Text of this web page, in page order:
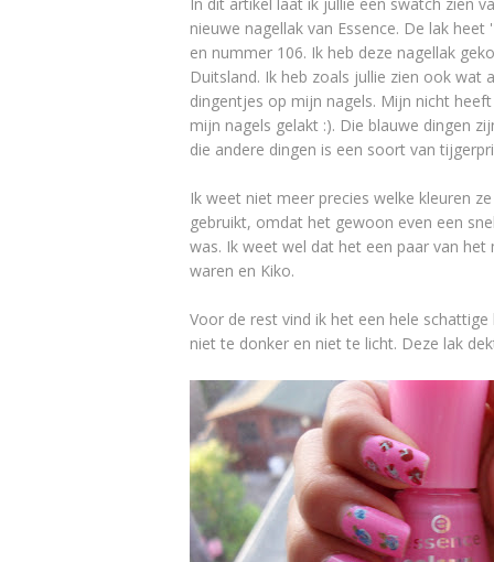
nieuwe nagellak van Essence. De lak heet
en nummer 106. Ik heb deze nagellak
Duitsland. Ik heb zoals jullie zien ook wat
dingentjes op mijn nagels. Mijn nicht
mijn nagels gelakt :). Die blauwe dingen
die andere dingen is een soort van
Ik weet niet meer precies welke kleuren
gebruikt, omdat het gewoon even een
was. Ik weet wel dat het een paar van het
waren en Kiko.
Voor de rest vind ik het een hele
niet te donker en niet te licht. Deze lak